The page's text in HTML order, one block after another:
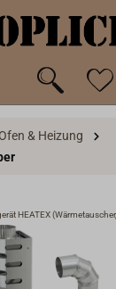
& Heizung
HEATEX